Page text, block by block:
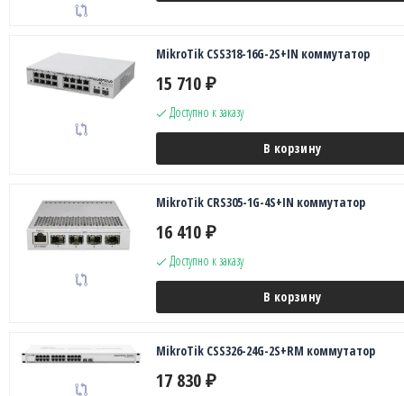
MikroTik CSS318-16G-2S+IN коммутатор
15 710 ₽
Доступно к заказу
В корзину
MikroTik CRS305-1G-4S+IN коммутатор
16 410 ₽
Доступно к заказу
В корзину
MikroTik CSS326-24G-2S+RM коммутатор
17 830 ₽